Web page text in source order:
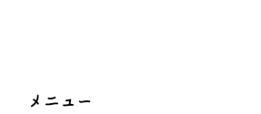
メニュー